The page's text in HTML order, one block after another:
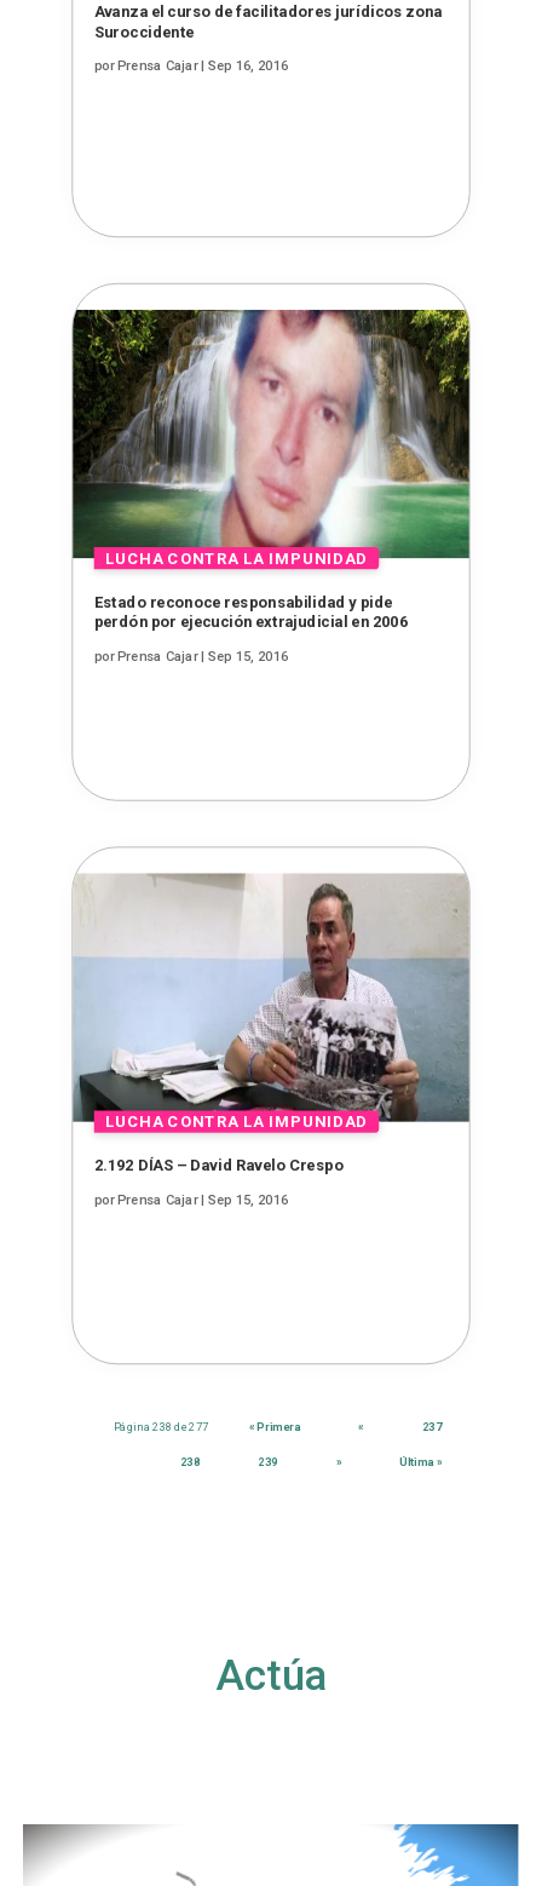
Avanza el curso de facilitadores jurídicos zona
Suroccidente
porPrensa Cajar| Sep 16, 2016
Estado reconoce responsabilidad y pide
perdón por ejecución extrajudicial en 2006
porPrensa Cajar| Sep 15, 2016
2.192 DÍAS – David Ravelo Crespo
porPrensa Cajar| Sep 15, 2016
Página 238 de 277 « Primera « 237
238 239 » Última »
Actúa